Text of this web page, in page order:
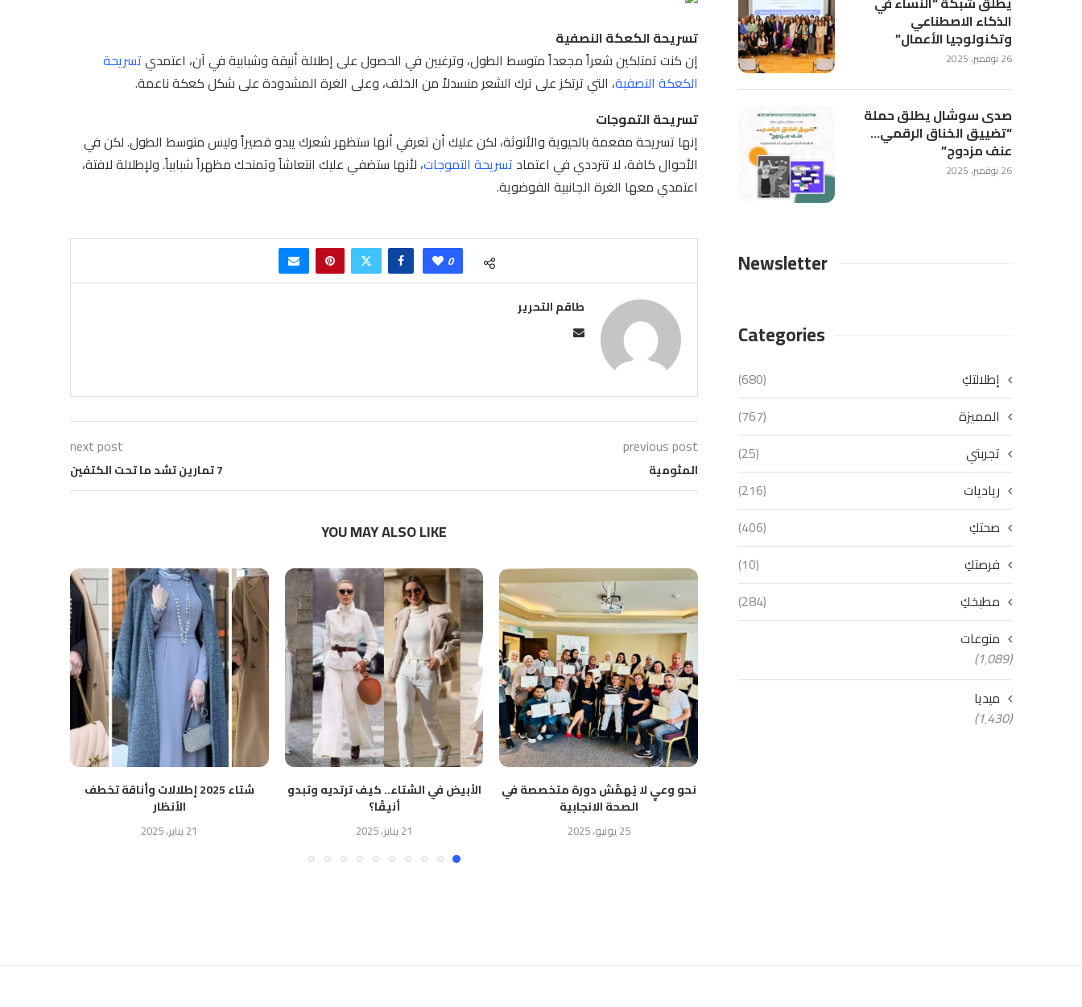
تسريحة الكعكة النصفية
إن كنت تمتلكين شعراً مجعداً متوسط الطول، وترغبين في الحصول على إطلالة أنيقة وشبابية في آن، اعتمديتسريحة
الكعكة النصفية، التي ترتكز على ترك الشعر منسدلاً من الخلف، وعلى الغرة المشدودة على شكل كعكة ناعمة.
تسريحة التموجات
إنها تسريحة مفعمة بالحيوية والأنوثة، لكن عليك أن تعرفي أنها ستظهر شعرك يبدو قصيراً وليس متوسط الطول. لكن في
الأحوال كافة، لا تترددي في اعتماد تسريحة التموجات، لأنها ستضفي عليك انتعاشاً وتمنحك مظهراً شبابياً. ولإطلالة لافتة،
اعتمدي معها الغرة الجانبية الفوضوية.
0
طاقم التحرير
previous post
المثومية
next post
7 تمارين تشد ما تحت الكتفين
YOU MAY ALSO LIKE
نحو وعيٍ لا يُهمَّش دورة متخصصة في
الصحة الانجابية
25 يونيو، 2025
الأبيض في الشتاء.. كيف ترتديه وتبدو
أنيقًا؟
21 يناير، 2025
شتاء 2025 إطلالات وأناقة تخطف
الأنظار
21 يناير، 2025
الذكاء الاصطناعي
وتكنولوجيا الأعمال”
26 نوفمبر، 2025
صدى سوشال يطلق حملة
“تضييق الخناق الرقمي…
عنف مزدوج”
26 نوفمبر، 2025
Newsletter
Categories
إطلالتكِ
(680)
المميزة
(767)
تجربتي
(25)
رياديات
(216)
صحتكِ
(406)
فرصتكِ
(10)
مطبخكِ
(284)
منوعات
(1٬089)
ميديا
(1٬430)